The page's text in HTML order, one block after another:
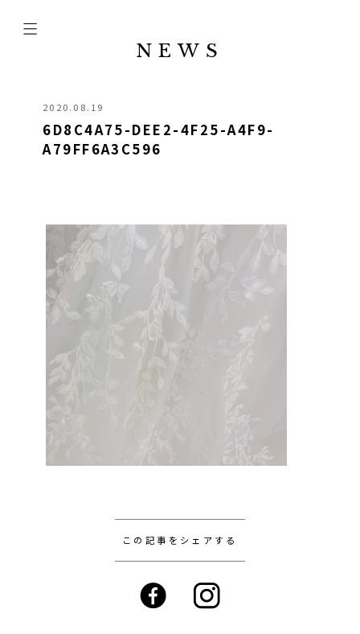
NEWS
2020.08.19
6D8C4A75-DEE2-4F25-A4F9-
A79FF6A3C596
この記事をシェアする